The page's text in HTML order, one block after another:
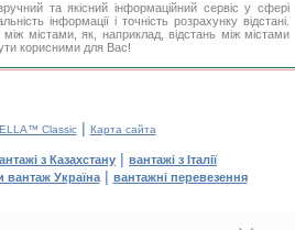
та якісний інформаційний сервіс у сфері
інформації і точність розрахунку відстані.
містами, як, наприклад, відстань між містами
корисними для Вас!
Classic| Карта сайта
з Казахстану | вантажі з Італії
вантаж Україна| вантажні перевезення